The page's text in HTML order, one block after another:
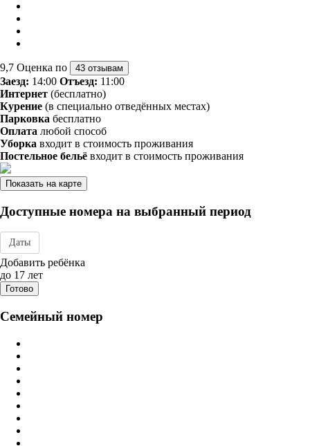
9,7 Оценка по 43 отзывам
Заезд: 14:00 Отъезд: 11:00
Интернет (бесплатно)
Курение (в специально отведённых местах)
Парковка бесплатно
Оплата любой способ
Уборка входит в стоимость проживания
Постельное бельё входит в стоимость проживания
Показать на карте
Доступные номера на выбранный период
Даты
Дата заезда - отъезда
Добавить ребёнка
до 17 лет
Готово
Семейный номер